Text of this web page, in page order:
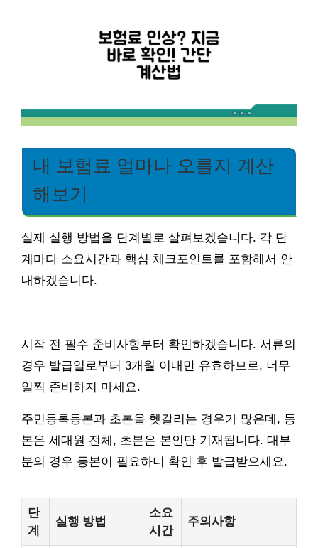
내 보험료 얼마나 오를지 계산
해보기
실제 실행 방법을 단계별로 살펴보겠습니다. 각 단
계마다 소요시간과 핵심 체크포인트를 포함해서 안
내하겠습니다.
시작 전 필수 준비사항부터 확인하겠습니다. 서류의
경우 발급일로부터 3개월 이내만 유효하므로, 너무
일찍 준비하지 마세요.
주민등록등본과 초본을 헷갈리는 경우가 많은데, 등
본은 세대원 전체, 초본은 본인만 기재됩니다. 대부
분의 경우 등본이 필요하니 확인 후 발급받으세요.
단
계
실행 방법
소요
시간
주의사항